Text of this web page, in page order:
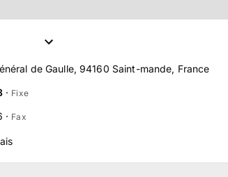
de Gaulle, 94160 Saint-mande, France
· Fixe
· Fax